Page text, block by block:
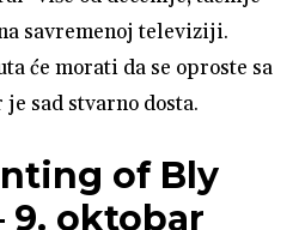
savremenoj televiziji.
će morati da se oproste sa
sad stvarno dosta.
of Bly
9. oktobar